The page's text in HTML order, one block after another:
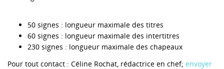
50 signes : longueur maximale des titres
60 signes : longueur maximale des intertitres
230 signes : longueur maximale des chapeaux
Pour tout contact : Céline Rochat, rédactrice en chef; envoyer